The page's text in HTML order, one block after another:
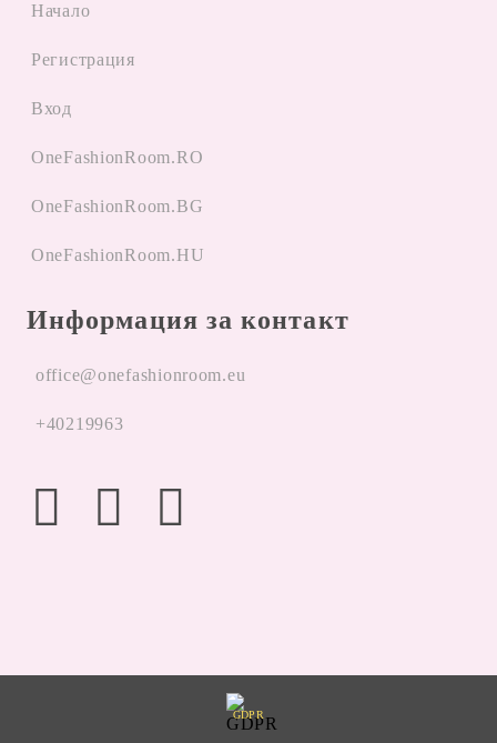
Начало
Регистрация
Вход
OneFashionRoom.RO
OneFashionRoom.BG
OneFashionRoom.HU
Информация за контакт
office@onefashionroom.eu
+40219963
GDPR